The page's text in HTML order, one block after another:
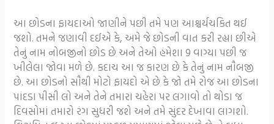
આ છોડના ફાયદાઓ જાણીને પછી તમે પણ આશ્ચર્યચકિત થઈ
જશો. તમને જણાવી દઈએ કે, અમે જે છોડની વાત કરી રહ્યા છીએ
તેનું નામ નોબજીનો છોડ છે અને તેઓ હંમેશા 9 વાગ્યા પછી જ
ખીલેલા જોવા મળે છે. કદાચ આ જ કારણ છે કે તેનું નામ નૌબજી
છે. આ છોડનો સૌથી મોટો ફાયદો એ છે કે જો તમે રોજ આ છોડના
પાંદડા પીસી લો અને તેને તમારા ચહેરા પર લગાવો તો થોડા જ
દિવસોમાં તમારો રંગ સુધરી જશે અને તમે સુંદર દેખાવા લાગશો.